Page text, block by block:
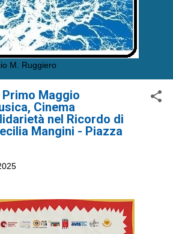
M. Ruggiero
Maggio
Cinema
nel Ricordo di
Mangini - Piazza